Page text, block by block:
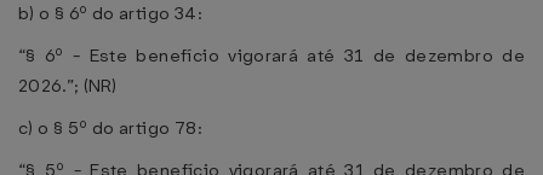
b) o § 6º do artigo 34:
“§ 6º - Este benefício vigorará até 31 de dezembro de
2026.”; (NR)
c) o § 5º do artigo 78:
“§ 5º - Este benefício vigorará até 31 de dezembro de